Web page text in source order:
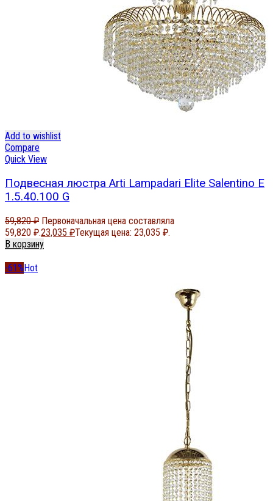
Add to wishlist
Compare
Quick View
Подвесная люстра Arti Lampadari Elite Salentino E
1.5.40.100 G
59,820₽ Первоначальная цена составляла
59,820 ₽.23,035 ₽Текущая цена: 23,035 ₽.
В корзину
-61%Hot